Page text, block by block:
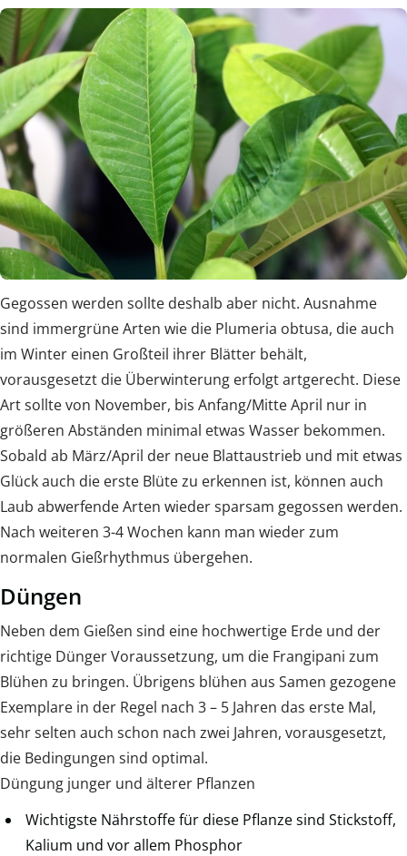
Gegossen werden sollte deshalb aber nicht. Ausnahme
sind immergrüne Arten wie die Plumeria obtusa, die auch
im Winter einen Großteil ihrer Blätter behält,
vorausgesetzt die Überwinterung erfolgt artgerecht. Diese
Art sollte von November, bis Anfang/Mitte April nur in
größeren Abständen minimal etwas Wasser bekommen.
Sobald ab März/April der neue Blattaustrieb und mit etwas
Glück auch die erste Blüte zu erkennen ist, können auch
Laub abwerfende Arten wieder sparsam gegossen werden.
Nach weiteren 3-4 Wochen kann man wieder zum
normalen Gießrhythmus übergehen.
Düngen
Neben dem Gießen sind eine hochwertige Erde und der
richtige Dünger Voraussetzung, um die Frangipani zum
Blühen zu bringen. Übrigens blühen aus Samen gezogene
Exemplare in der Regel nach 3 – 5 Jahren das erste Mal,
sehr selten auch schon nach zwei Jahren, vorausgesetzt,
die Bedingungen sind optimal.
Düngung junger und älterer Pflanzen
Wichtigste Nährstoffe für diese Pflanze sind Stickstoff,
Kalium und vor allem Phosphor